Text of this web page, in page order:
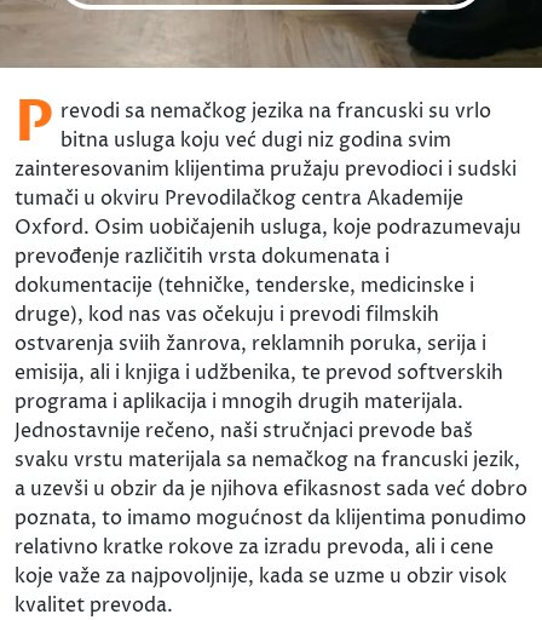
P revodi sa nemačkog jezika na francuski su vrlo
bitna usluga koju već dugi niz godina svim
zainteresovanim klijentima pružaju prevodioci i sudski
tumači u okviru Prevodilačkog centra Akademije
Oxford. Osim uobičajenih usluga, koje podrazumevaju
prevođenje različitih vrsta dokumenata i
dokumentacije (tehničke, tenderske, medicinske i
druge), kod nas vas očekuju i prevodi filmskih
ostvarenja sviih žanrova, reklamnih poruka, serija i
emisija, ali i knjiga i udžbenika, te prevod softverskih
programa i aplikacija i mnogih drugih materijala.
Jednostavnije rečeno, naši stručnjaci prevode baš
svaku vrstu materijala sa nemačkog na francuski jezik,
a uzevši u obzir da je njihova efikasnost sada već dobro
poznata, to imamo mogućnost da klijentima ponudimo
relativno kratke rokove za izradu prevoda, ali i cene
koje važe za najpovoljnije, kada se uzme u obzir visok
kvalitet prevoda.